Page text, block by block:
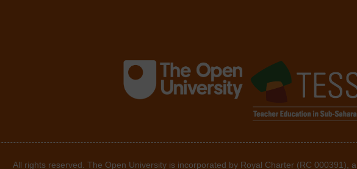
©2024. All rights reserved. The Open University is incorporated by Royal Charter (RC